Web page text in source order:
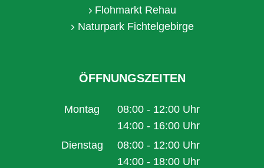
Flohmarkt Rehau
Naturpark Fichtelgebirge
ÖFFNUNGSZEITEN
Montag 08:00 - 12:00 Uhr
Von 08:00 bis 12:00 Uhr
14:00 - 16:00 Uhr
Von 14:00 bis 16:00 Uhr
Dienstag 08:00 - 12:00 Uhr
Von 08:00 bis 12:00 Uhr
14:00 - 18:00 Uhr